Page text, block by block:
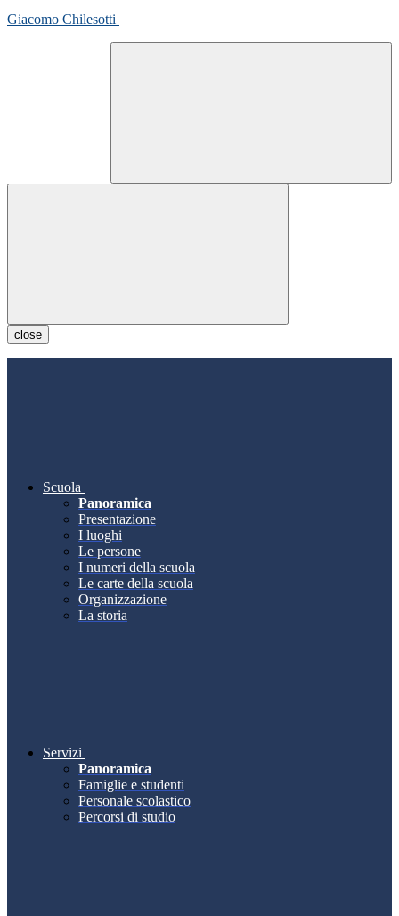
Giacomo Chilesotti
close
Scuola
Panoramica
Presentazione
I luoghi
Le persone
I numeri della scuola
Le carte della scuola
Organizzazione
La storia
Servizi
Panoramica
Famiglie e studenti
Personale scolastico
Percorsi di studio